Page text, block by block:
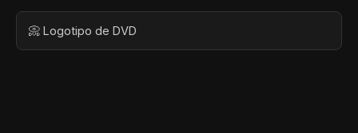
📀 Logotipo de DVD